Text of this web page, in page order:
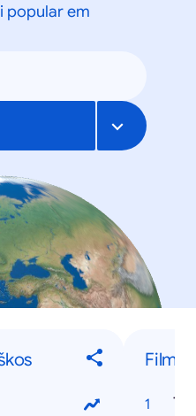
popular em
Filmai